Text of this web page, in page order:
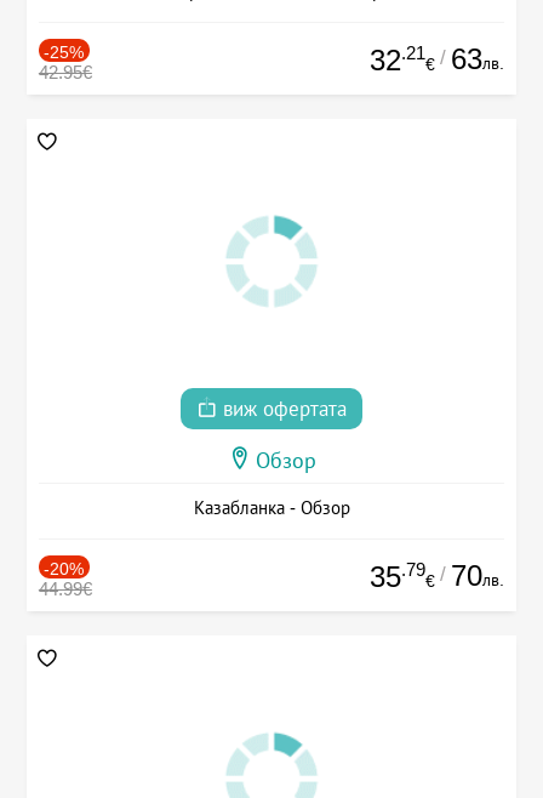
-25%
42.95€ 32.21
€ / 63лв.
виж офертата
Обзор
Казабланка - Обзор
-20%
44.99€ 35.79
€ / 70лв.